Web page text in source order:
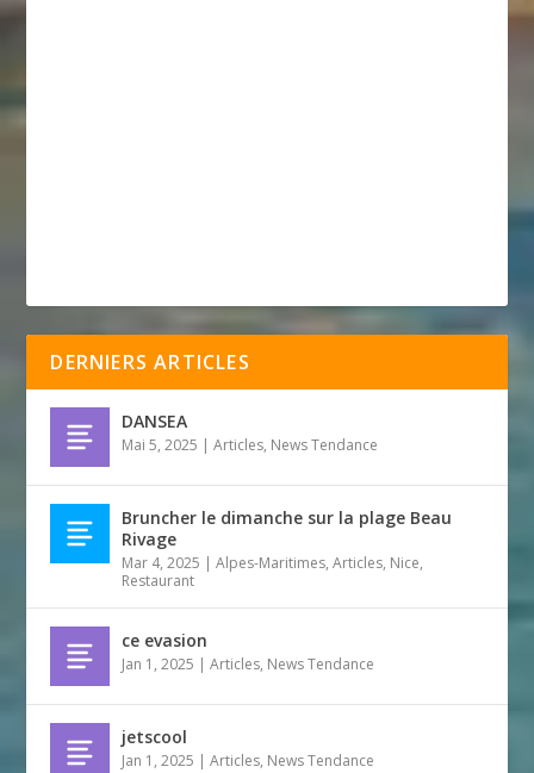
DERNIERS ARTICLES
DANSEA
Mai 5, 2025 |Articles, News Tendance
Bruncher le dimanche sur la plage Beau
Rivage
Mar 4, 2025 |Alpes-Maritimes,Articles, Nice,
Restaurant
ce evasion
Jan 1, 2025 |Articles, News Tendance
jetscool
Jan 1, 2025 |Articles, News Tendance